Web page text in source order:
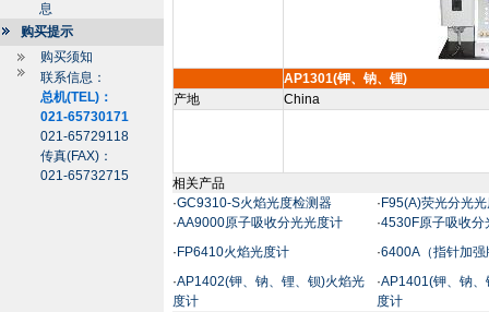
息
购买提示
购买须知
联系信息：
总机(TEL)：
021-65730171
021-65729118
传真(FAX)：
021-65732715
AP1301(钾、钠、锂)
产地
China
相关产品
·GC9310-S火焰光度检测器 · F95(A)荧光分光
·AA9000原子吸收分光光度计 ·4530F原子吸收分
· FP6410火焰光度计 ·6400A（指针加
·AP1402(钾、钠、锂、钡)火焰光
度计
·AP1401(钾、钠
度计